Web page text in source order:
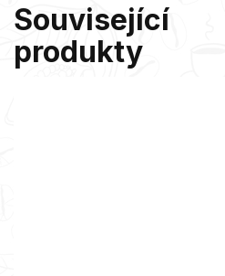
Související
produkty